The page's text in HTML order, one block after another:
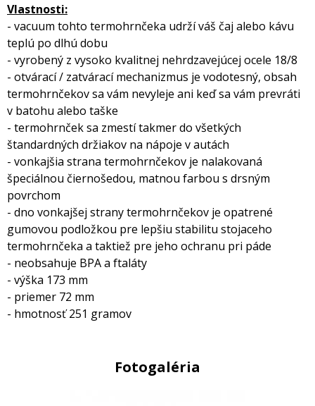
Vlastnosti:
- vacuum tohto termohrnčeka udrží váš čaj alebo kávu
teplú po dlhú dobu
- vyrobený z vysoko kvalitnej nehrdzavejúcej ocele 18/8
- otvárací / zatvárací mechanizmus je vodotesný, obsah
termohrnčekov sa vám nevyleje ani keď sa vám prevráti
v batohu alebo taške
- termohrnček sa zmestí takmer do všetkých
štandardných držiakov na nápoje v autách
- vonkajšia strana termohrnčekov je nalakovaná
špeciálnou čiernošedou, matnou farbou s drsným
povrchom
- dno vonkajšej strany termohrnčekov je opatrené
gumovou podložkou pre lepšiu stabilitu stojaceho
termohrnčeka a taktiež pre jeho ochranu pri páde
- neobsahuje BPA a ftaláty
- výška 173 mm
- priemer 72 mm
- hmotnosť 251 gramov
Fotogaléria